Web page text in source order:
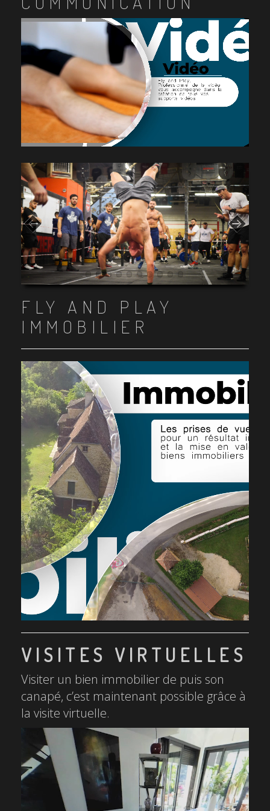
Item 1
Item 2
Item 3
Item 4
Item 5
Item 6
Item 7
Item 8
Item 9
Item 10
FLY AND PLAY
IMMOBILIER
VISITES VIRTUELLES
Visiter un bien immobilier de puis son
canapé, c’est maintenant possible grâce à
la visite virtuelle.